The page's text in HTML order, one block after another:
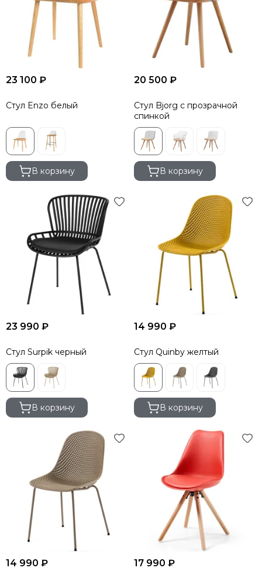
23 100 ₽
Стул Enzo белый
В корзину
20 500 ₽
Стул Bjorg с прозрачной
спинкой
В корзину
23 990 ₽
Стул Surpik черный
В корзину
14 990 ₽
Стул Quinby желтый
В корзину
14 990 ₽ 17 990 ₽